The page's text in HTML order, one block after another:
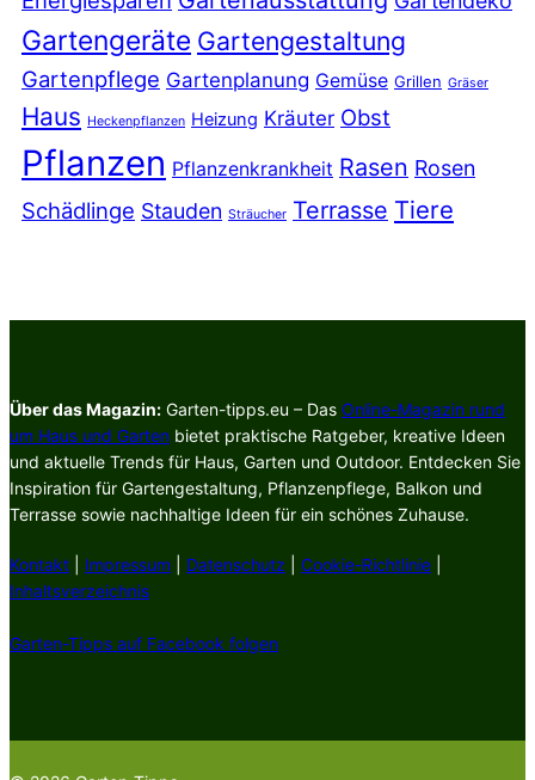
Gartengeräte Gartengestaltung
Gartenpflege Gartenplanung Gemüse Grillen Gräser
Haus Heckenpflanzen Heizung Kräuter Obst
Pflanzen Pflanzenkrankheit Rasen Rosen
Schädlinge Stauden Sträucher Terrasse Tiere
Über das Magazin: Garten-tipps.eu – Das Online-Magazin rund
um Haus und Garten bietet praktische Ratgeber, kreative Ideen
und aktuelle Trends für Haus, Garten und Outdoor. Entdecken Sie
Inspiration für Gartengestaltung, Pflanzenpflege, Balkon und
Terrasse sowie nachhaltige Ideen für ein schönes Zuhause.
Kontakt Impressum Datenschutz Cookie-Richtlinie
Inhaltsverzeichnis
Garten-Tipps auf Facebook folgen